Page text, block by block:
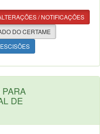
/ NOTIFICAÇÕES
DO CERTAME
DE